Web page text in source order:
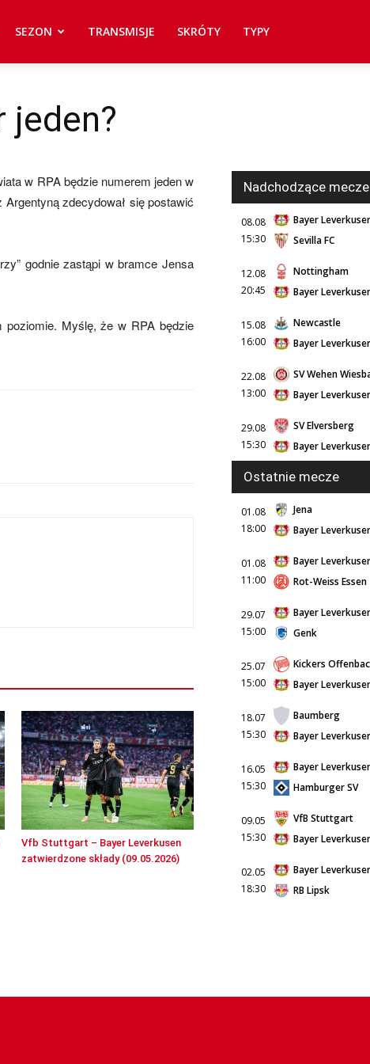
SEZON TRANSMISJE SKRÓTY TYPY
jeden?
w RPA będzie numerem jeden w
zdecydował się postawić
godnie zastąpi w bramce Jensa
poziomie. Myślę, że w RPA będzie
Vfb Stuttgart – Bayer Leverkusen
zatwierdzone składy (09.05.2026)
Nadchodzące mecze
08.08
15:30
Bayer
Sevilla FC
12.08
20:45
Nottingham
Bayer
15.08
16:00
Newcastle
Bayer
22.08
13:00
SV Wehen
Bayer
29.08
15:30
SV Elversberg
Bayer
Ostatnie mecze
01.08
18:00
Jena
Bayer
01.08
11:00
Bayer
Rot-Weiss Essen
29.07
15:00
Bayer
Genk
25.07
15:00
Kickers
Bayer
18.07
15:30
Baumberg
Bayer
16.05
15:30
Bayer
Hamburger SV
09.05
15:30
VfB Stuttgart
Bayer
02.05
18:30
Bayer
RB Lipsk